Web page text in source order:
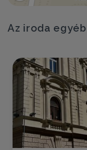
Az iroda